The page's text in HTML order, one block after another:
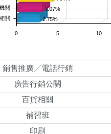
關
關
0 5 10
3.07%
2.75%
銷售推廣╱電話行銷
廣告行銷公關
百貨相關
補習班
印刷